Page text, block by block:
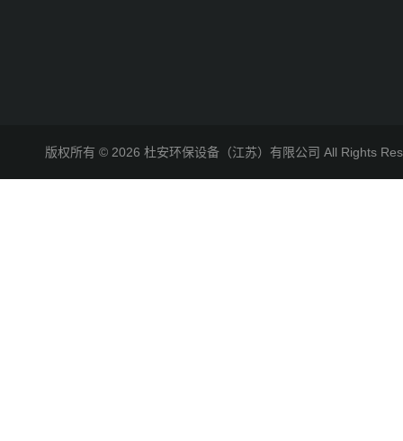
版权所有 © 2026 杜安环保设备（江苏）有限公司 All Rights